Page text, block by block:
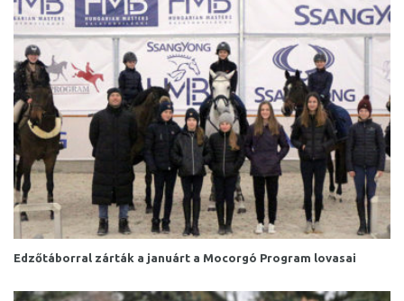
Edzőtáborral zárták a januárt a Mocorgó Program lovasai